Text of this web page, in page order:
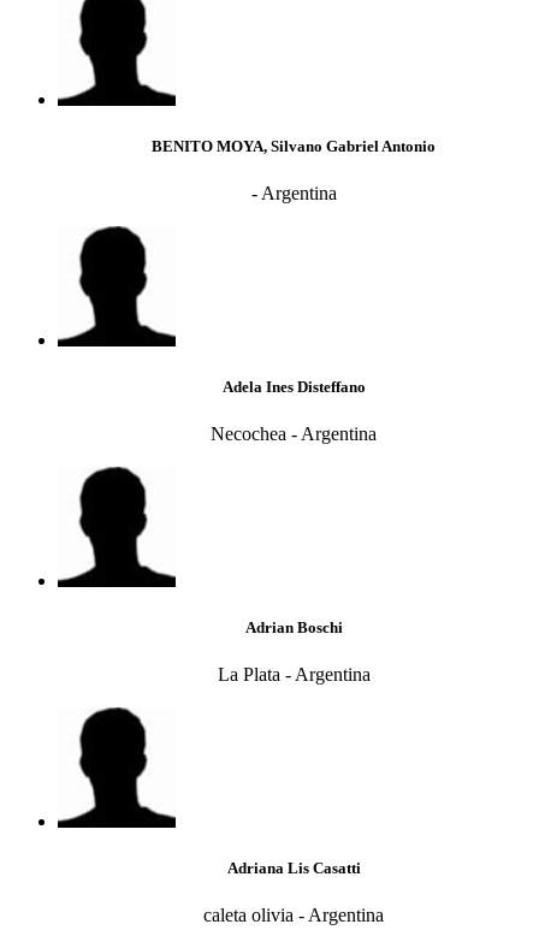
BENITO MOYA, Silvano Gabriel Antonio
- Argentina
Adela Ines Disteffano
Necochea - Argentina
Adrian Boschi
La Plata - Argentina
Adriana Lis Casatti
caleta olivia - Argentina